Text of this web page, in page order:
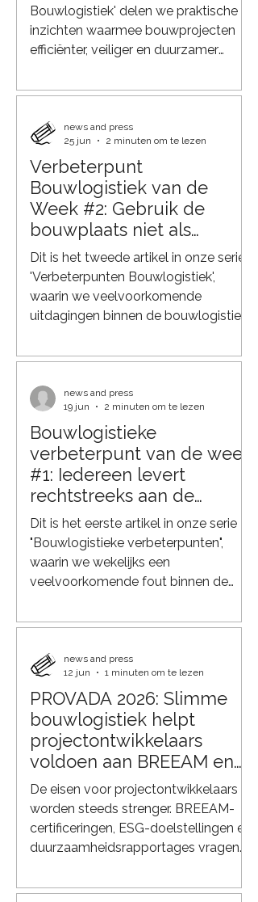
Bouwlogistiek' delen we praktische
inzichten waarmee bouwprojecten
efficiënter, veiliger en duurzamer
het voorkomen van directe
het beperken van opslag op de
bouwplaats (#2), richten we ons deze
week op een veelvoorkomende
oorzaak van vertragingen:
ongecoördineerde aankomsttijden
van leveranciers. Iedereen komt
tegelijk Het is een herkenbaar beeld
op veel bouwplaatsen. Aan het be
Verbeterpunt
Bouwlogistiek van de
Week #2: Gebruik de
bouwplaats niet als
magazijn
Dit is het tweede artikel in onze serie
'Verbeterpunten Bouwlogistiek',
waarin we veelvoorkomende
uitdagingen binnen de bouwlogistiek
logistieke oplossingen kunnen
duurzaamheid en grip op de gehele
keten. Eén van de grootste kansen
om de productiviteit op een
bouwproject te verhogen, zit in
slimmere logistiek. Op veel projecten
worden materialen weken voordat ze
afgeleverd. Dat
news and press
25 jun
2 minuten om te lezen
Bouwlogistieke
verbeterpunt van de week
#1: Iedereen levert
rechtstreeks aan de
bouwplaats
Dit is het eerste artikel in onze serie
"Bouwlogistieke verbeterpunten",
waarin we wekelijks een
veelvoorkomende fout binnen de
met de vinger te wijzen, maar om te
liggen voor een efficiëntere,
duurzamere en beter beheersbare
bouwketen. Een drukke bouwplaats
Op veel bouwprojecten gebeurt het
nog steeds hetzelfde: iedere
leverancier regelt zijn eigen transport
kozijnenleverancier komt
news and press
19 jun
2 minuten om te lezen
PROVADA 2026: Slimme
bouwlogistiek helpt
projectontwikkelaars
voldoen aan BREEAM en
ESG
De eisen voor projectontwikkelaars
worden steeds strenger. BREEAM-
certificeringen, ESG-doelstellingen en
duurzaamheidsrapportages vragen
gebouwen, maar ook om een
news and press
12 jun
1 minuten om te lezen